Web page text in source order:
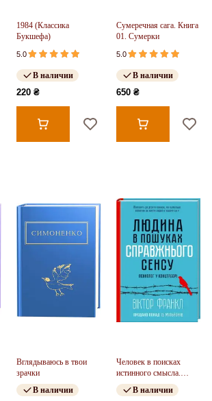
1984 (Классика
Букшефа)
5.0
В наличии
220 ₴
Сумеречная сага. Книга
01. Сумерки
5.0
В наличии
650 ₴
Вглядываюсь в твои
зрачки
В наличии
Человек в поисках
истинного смысла.
Психолог в концлагере
В наличии